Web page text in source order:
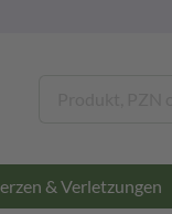
& Verletzungen